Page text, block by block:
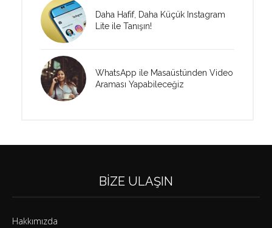
Daha Hafif, Daha Küçük Instagram
Lite ile Tanışın!
WhatsApp ile Masaüstünden Video
Araması Yapabileceğiz
BIZE ULAŞIN
Hakkımızda